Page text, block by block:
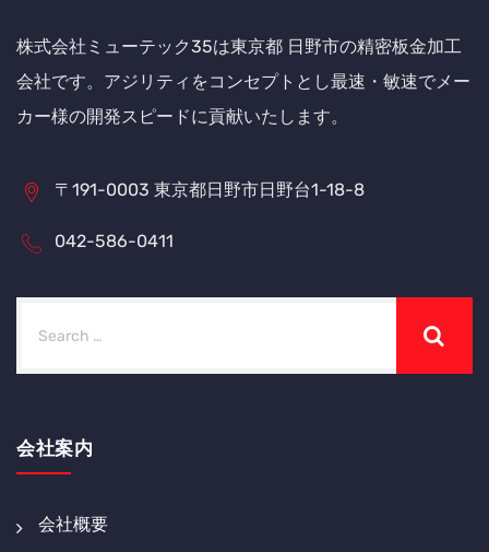
株式会社ミューテック35は東京都 日野市の精密板金加工
会社です。アジリティをコンセプトとし最速・敏速でメー
カー様の開発スピードに貢献いたします。
〒191-0003 東京都日野市日野台1-18-8
042-586-0411
会社案内
会社概要